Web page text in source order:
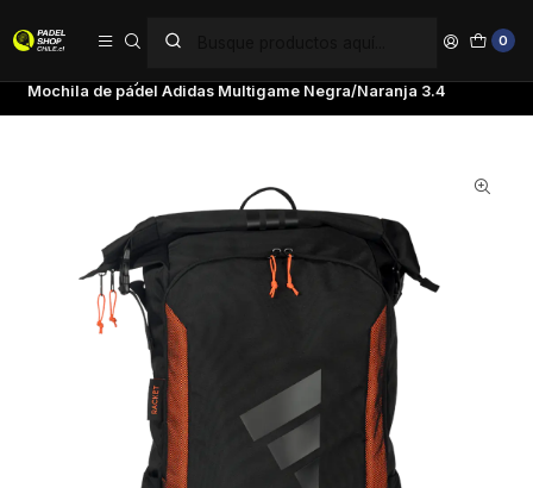
0
Mochila de pádel Adidas Multigame Negra/Naranja 3.4